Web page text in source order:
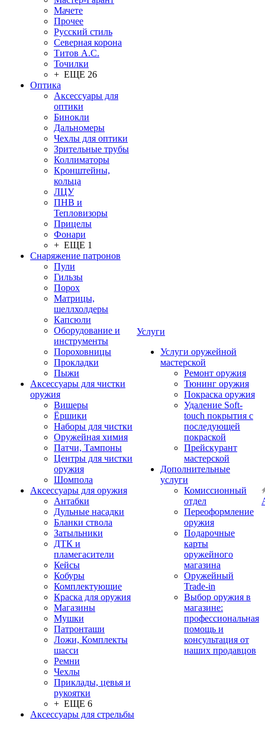
Мачете
Прочее
Русский стиль
Северная корона
Титов А.С.
Точилки
+ ЕЩЕ 26
Оптика
Аксессуары для
оптики
Бинокли
Дальномеры
Чехлы для оптики
Зрительные трубы
Коллиматоры
Кронштейны,
кольца
ЛЦУ
ПНВ и
Тепловизоры
Прицелы
Фонари
+ ЕЩЕ 1
Снаряжение патронов
Пули
Гильзы
Порох
Матрицы,
шеллхолдеры
Капсюли
Оборудование и
инструменты
Пороховницы
Прокладки
Пыжи
Аксессуары для чистки
оружия
Вишеры
Ёршики
Наборы для чистки
Оружейная химия
Патчи, Тампоны
Центры для чистки
оружия
Шомпола
Аксессуары для оружия
Антабки
Дульные насадки
Бланки ствола
Затыльники
ДТК и
пламегасители
Кейсы
Кобуры
Комплектующие
Краска для оружия
Магазины
Мушки
Патронташи
Ложи, Комплекты
шасси
Ремни
Чехлы
Приклады, цевья и
рукоятки
+ ЕЩЕ 6
Аксессуары для стрельбы
Услуги
Услуги оружейной
мастерской
Ремонт оружия
Тюнинг оружия
Покраска оружия
Удаление Soft-
touch покрытия с
последующей
покраской
Прейскурант
мастерской
Дополнительные
услуги
Комиссионный
отдел
Переоформление
оружия
Подарочные
карты
оружейного
магазина
Оружейный
Trade-in
Выбор оружия в
магазине:
профессиональная
помощь и
консультация от
наших продавцов